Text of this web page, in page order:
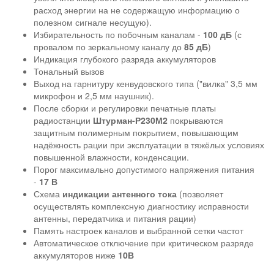
расход энергии на не содержащую информацию о
полезном сигнале несущую).
Избирательность по побочным каналам - 100 дБ (с
провалом по зеркальному каналу до 85 дБ)
Индикация глубокого разряда аккумуляторов
Тональный вызов
Выход на гарнитуру кенвудовского типа ("вилка" 3,5 мм
микрофон и 2,5 мм наушник).
После сборки и регулировки печатные платы
радиостанции Штурман-Р230М2 покрываются
защитным полимерным покрытием, повышающим
надёжность рации при эксплуатации в тяжёлых условиях
повышенной влажности, конденсации.
Порог максимально допустимого напряжения питания
- 17 В
Схема индикации антенного тока (позволяет
осуществлять комплексную диагностику исправности
антенны, передатчика и питания рации)
Память настроек каналов и выбранной сетки частот
Автоматическое отключение при критическом разряде
аккумуляторов ниже 10В